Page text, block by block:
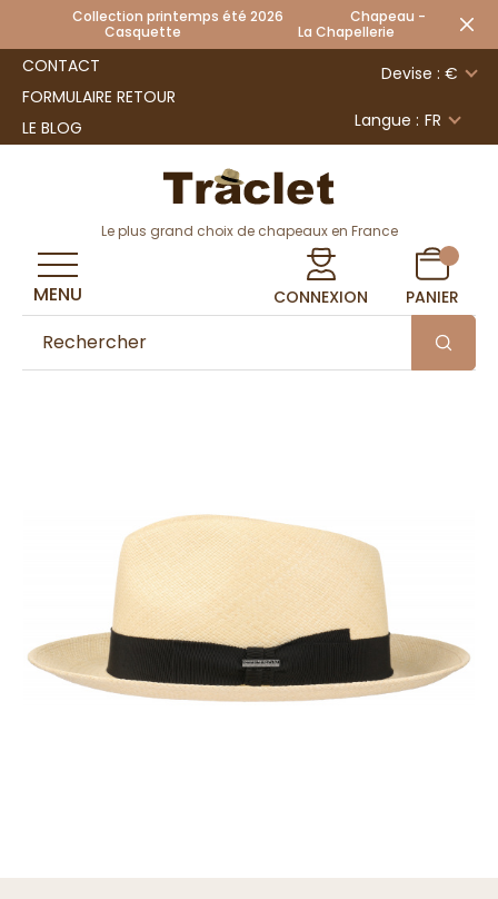
Collection printemps été 2026 Chapeau -
Casquette La Chapellerie
CONTACT
FORMULAIRE RETOUR
LE BLOG
Devise : €
Langue : FR
Le plus grand choix de chapeaux en France
CONNEXION PANIER
MENU